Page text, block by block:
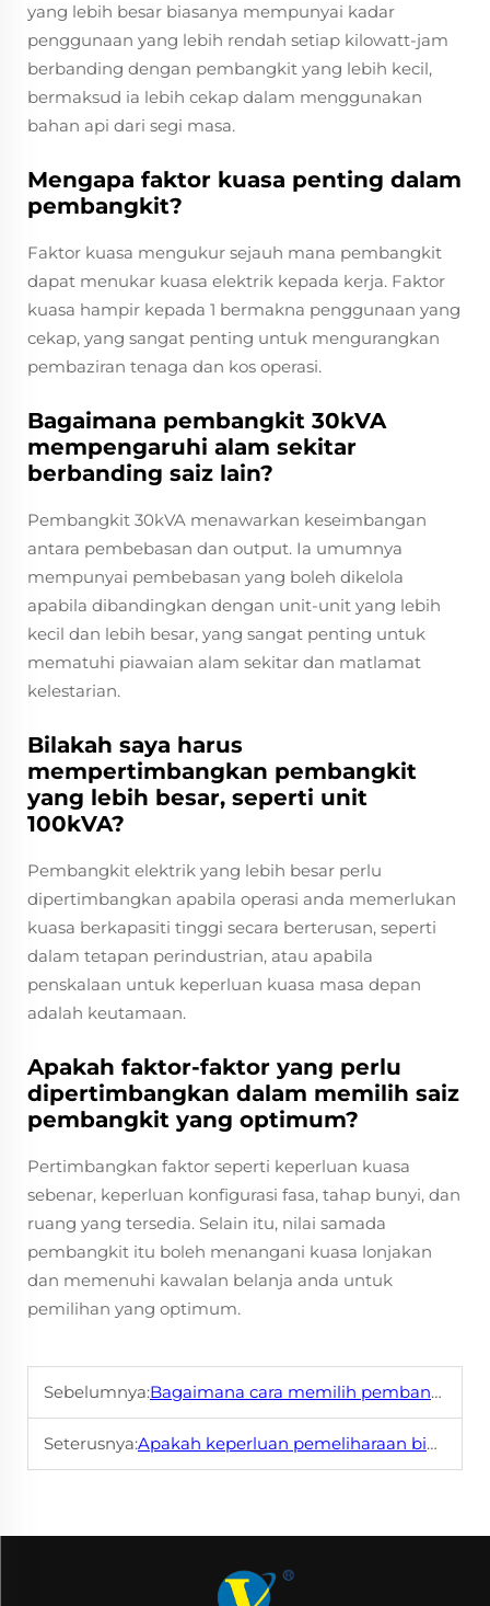
yang lebih besar biasanya mempunyai kadar
penggunaan yang lebih rendah setiap kilowatt-jam
berbanding dengan pembangkit yang lebih kecil,
bermaksud ia lebih cekap dalam menggunakan
bahan api dari segi masa.
Mengapa faktor kuasa penting dalam
pembangkit?
Faktor kuasa mengukur sejauh mana pembangkit
dapat menukar kuasa elektrik kepada kerja. Faktor
kuasa hampir kepada 1 bermakna penggunaan yang
cekap, yang sangat penting untuk mengurangkan
pembaziran tenaga dan kos operasi.
Bagaimana pembangkit 30kVA
mempengaruhi alam sekitar
berbanding saiz lain?
Pembangkit 30kVA menawarkan keseimbangan
antara pembebasan dan output. Ia umumnya
mempunyai pembebasan yang boleh dikelola
apabila dibandingkan dengan unit-unit yang lebih
kecil dan lebih besar, yang sangat penting untuk
mematuhi piawaian alam sekitar dan matlamat
kelestarian.
Bilakah saya harus
mempertimbangkan pembangkit
yang lebih besar, seperti unit
100kVA?
Pembangkit elektrik yang lebih besar perlu
dipertimbangkan apabila operasi anda memerlukan
kuasa berkapasiti tinggi secara berterusan, seperti
dalam tetapan perindustrian, atau apabila
penskalaan untuk keperluan kuasa masa depan
adalah keutamaan.
Apakah faktor-faktor yang perlu
dipertimbangkan dalam memilih saiz
pembangkit yang optimum?
Pertimbangkan faktor seperti keperluan kuasa
sebenar, keperluan konfigurasi fasa, tahap bunyi, dan
ruang yang tersedia. Selain itu, nilai samada
pembangkit itu boleh menangani kuasa lonjakan
dan memenuhi kawalan belanja anda untuk
pemilihan yang optimum.
Sebelumnya:Bagaimana cara memilih pembangkit 30kVA yang betul untuk keperluan anda?
Seterusnya:Apakah keperluan pemeliharaan biasa untuk jana tenaga 30kVA?